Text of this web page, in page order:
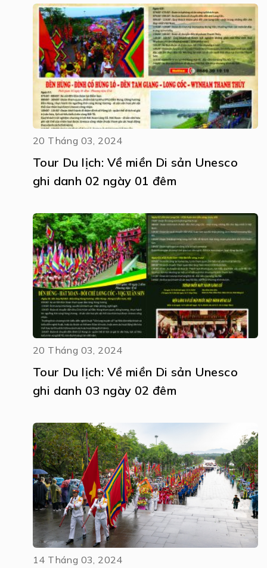
20 Tháng 03, 2024
Tour Du lịch: Về miền Di sản Unesco
ghi danh 02 ngày 01 đêm
20 Tháng 03, 2024
Tour Du lịch: Về miền Di sản Unesco
ghi danh 03 ngày 02 đêm
14 Tháng 03, 2024